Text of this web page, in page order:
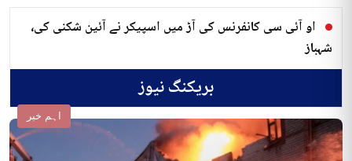
او آئی سی کانفرنس کی آڑ میں اسپیکر نے آئین شکنی کی،
شہباز
بریکنگ نیوز
اہم خبر